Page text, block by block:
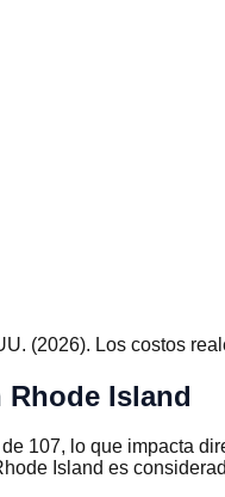
(2026). Los costos
Rhode Island
107, lo que impacta
Island es